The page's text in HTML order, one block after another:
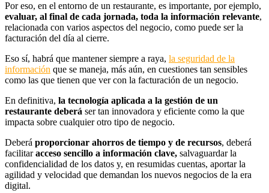
Por eso, en el entorno de un restaurante, es importante, por ejemplo,
evaluar, al final de cada jornada, toda la información relevante,
relacionada con varios aspectos del negocio, como puede ser la
facturación del día al cierre.
Eso sí, habrá que mantener siempre a raya, la seguridad de la
información que se maneja, más aún, en cuestiones tan sensibles
como las que tienen que ver con la facturación de un negocio.
En definitiva, la tecnología aplicada a la gestión de un
restaurante deberá ser tan innovadora y eficiente como la que
impacta sobre cualquier otro tipo de negocio.
Deberá proporcionar ahorros de tiempo y de recursos, deberá
facilitaracceso sencillo a información clave, salvaguardar la
confidencialidad de los datos y, en resumidas cuentas, aportar la
agilidad y velocidad que demandan los nuevos negocios de la era
digital.